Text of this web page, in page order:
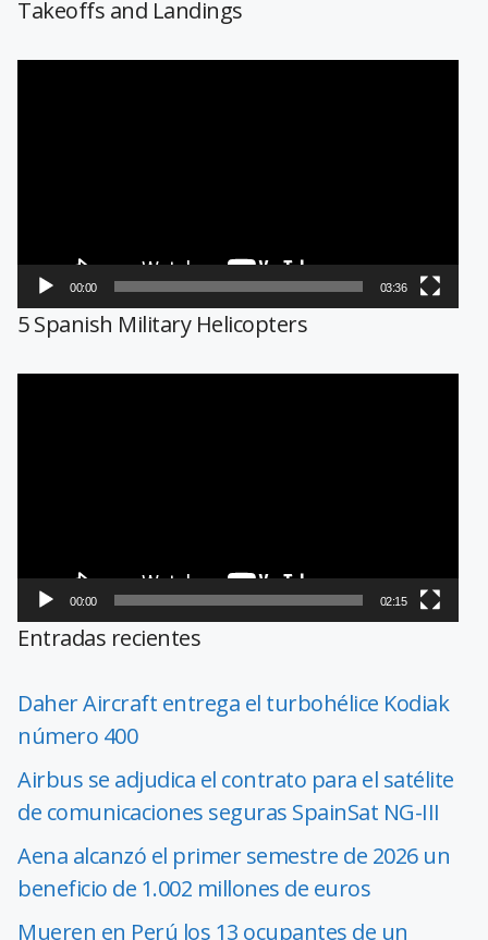
Takeoffs and Landings
00:00 03:36
5 Spanish Military Helicopters
00:00 02:15
Entradas recientes
Daher Aircraft entrega el turbohélice Kodiak
número 400
Airbus se adjudica el contrato para el satélite
de comunicaciones seguras SpainSat NG-III
Aena alcanzó el primer semestre de 2026 un
beneficio de 1.002 millones de euros
Mueren en Perú los 13 ocupantes de un